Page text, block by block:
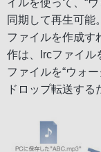
イルを使って、“
同期して再生可能
ファイルを作成す
作は、lrcファイル
ファイルを“ウォ
ドロップ転送する